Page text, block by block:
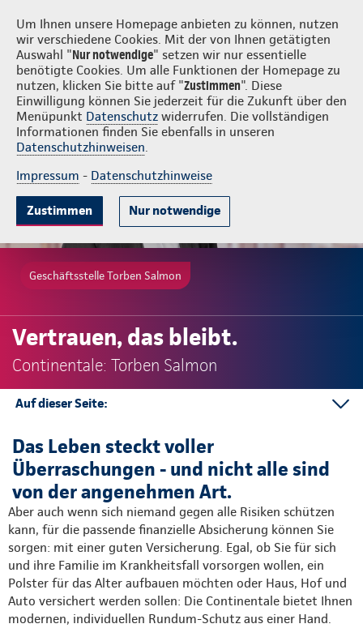
Um Ihnen unsere Homepage anbieten zu können, nutzen
wir verschiedene Cookies. Mit der von Ihnen getätigten
Auswahl "Nur notwendige" setzen wir nur essentielle
benötigte Cookies. Um alle Funktionen der Homepage zu
nutzen, klicken Sie bitte auf "Zustimmen". Diese
Einwilligung können Sie jederzeit für die Zukunft über den
Menüpunkt Datenschutz widerrufen. Die vollständigen
Informationen finden Sie ebenfalls in unseren
Datenschutzhinweisen.
Impressum - Datenschutzhinweise
Zustimmen Nur notwendige
Torben Salmon Login
Geschäftsstelle Torben Salmon
Vertrauen, das bleibt.
Continentale: Torben Salmon
Auf dieser Seite:
Kontakt
Mehr
Das Leben steckt voller
Überraschungen - und nicht alle sind
von der angenehmen Art.
Aber auch wenn sich niemand gegen alle Risiken schützen
kann, für die passende finanzielle Absicherung können Sie
sorgen: mit einer guten Versicherung. Egal, ob Sie für sich
und ihre Familie im Krankheitsfall vorsorgen wollen, ein
Polster für das Alter aufbauen möchten oder Haus, Hof und
Auto versichert werden sollen: Die Continentale bietet Ihnen
modernen, individuellen Rundum-Schutz aus einer Hand.